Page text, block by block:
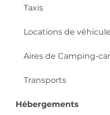
Taxis
Locations de
Aires de Camping-car
Transports
Hébergements
Quai Cyrano
!